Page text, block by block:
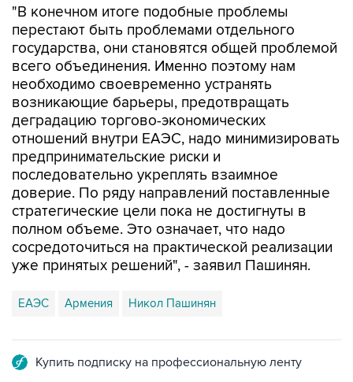
"В конечном итоге подобные проблемы
перестают быть проблемами отдельного
государства, они становятся общей проблемой
всего объединения. Именно поэтому нам
необходимо своевременно устранять
возникающие барьеры, предотвращать
деградацию торгово-экономических
отношений внутри ЕАЭС, надо минимизировать
предпринимательские риски и
последовательно укреплять взаимное
доверие. По ряду направлений поставленные
стратегические цели пока не достигнуты в
полном объеме. Это означает, что надо
сосредоточиться на практической реализации
уже принятых решений", - заявил Пашинян.
ЕАЭС Армения Никол Пашинян
Купить подписку на профессиональную ленту